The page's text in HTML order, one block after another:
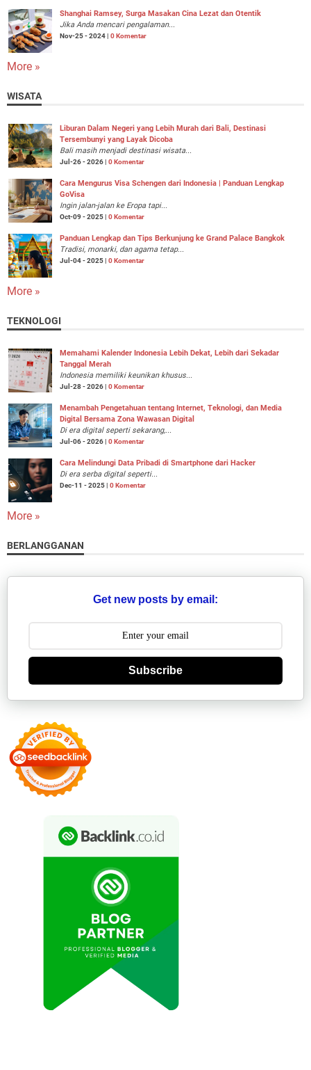
Shanghai Ramsey, Surga Masakan Cina Lezat dan Otentik
Jika Anda mencari pengalaman...
Nov-25 - 2024 | 0 Komentar
More »
WISATA
Liburan Dalam Negeri yang Lebih Murah dari Bali, Destinasi
Tersembunyi yang Layak Dicoba
Bali masih menjadi destinasi wisata...
Jul-26 - 2026 | 0 Komentar
Cara Mengurus Visa Schengen dari Indonesia | Panduan Lengkap
GoVisa
Ingin jalan-jalan ke Eropa tapi...
Oct-09 - 2025 | 0 Komentar
Panduan Lengkap dan Tips Berkunjung ke Grand Palace Bangkok
Tradisi, monarki, dan agama tetap...
Jul-04 - 2025 | 0 Komentar
More »
TEKNOLOGI
Memahami Kalender Indonesia Lebih Dekat, Lebih dari Sekadar
Tanggal Merah
Indonesia memiliki keunikan khusus...
Jul-28 - 2026 | 0 Komentar
Menambah Pengetahuan tentang Internet, Teknologi, dan Media
Digital Bersama Zona Wawasan Digital
Di era digital seperti sekarang,...
Jul-06 - 2026 | 0 Komentar
Cara Melindungi Data Pribadi di Smartphone dari Hacker
Di era serba digital seperti...
Dec-11 - 2025 | 0 Komentar
More »
BERLANGGANAN
Get new posts by email:
Subscribe